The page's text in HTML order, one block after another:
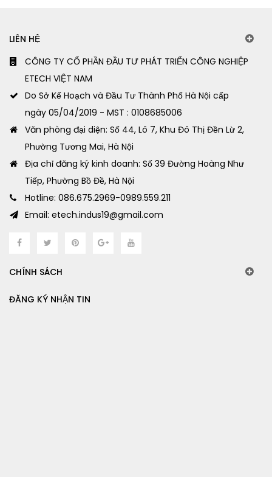
LIÊN HỆ
CÔNG TY CỔ PHẦN ĐẦU TƯ PHÁT TRIỂN CÔNG NGHIỆP
ETECH VIỆT NAM
Do Sở Kế Hoạch và Đầu Tư Thành Phố Hà Nội cấp
ngày 05/04/2019 - MST : 0108685006
Văn phòng đại diện: Số 44, Lô 7, Khu Đô Thị Đền Lừ 2,
Phường Tương Mai, Hà Nội
Địa chỉ đăng ký kinh doanh: Số 39 Đường Hoàng Như
Tiếp, Phường Bồ Đề, Hà Nội
Hotline: 086.675.2969-0989.559.211
Email: etech.indus19@gmail.com
CHÍNH SÁCH
ĐĂNG KÝ NHẬN TIN